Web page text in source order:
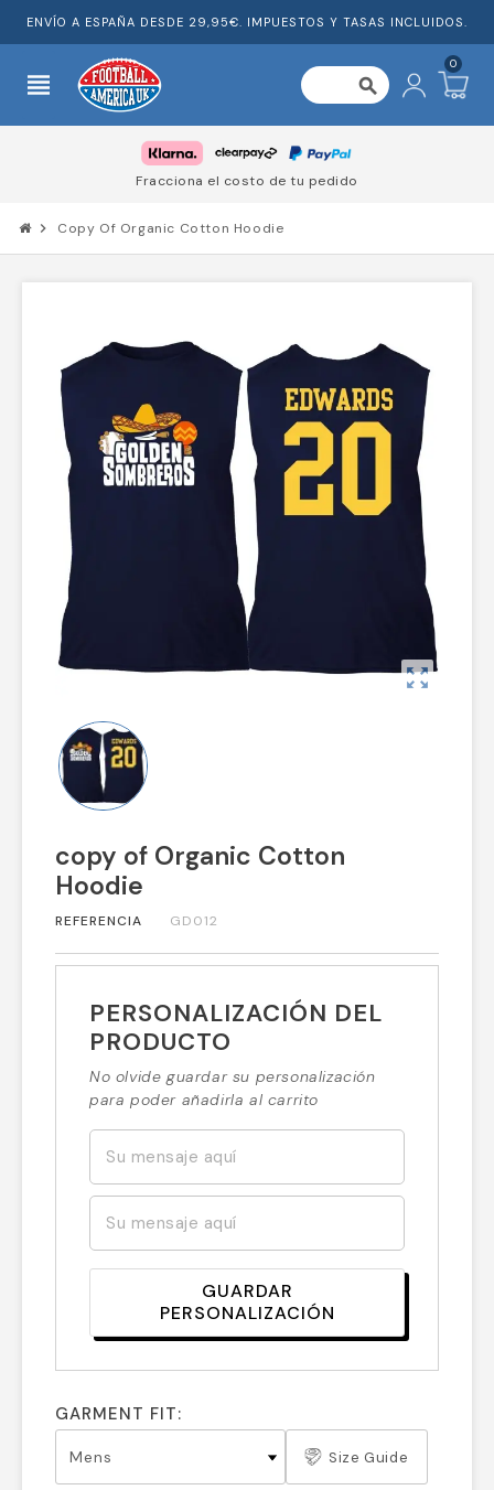
ENVÍO A ESPAÑA DESDE 29,95€. IMPUESTOS Y TASAS INCLUIDOS.
view_headline search
0
Fracciona el costo de tu pedido
chevron_right Copy Of Organic Cotton Hoodie
zoom_out_map
copy of Organic Cotton
Hoodie
REFERENCIA GD012
PERSONALIZACIÓN DEL
PRODUCTO
No olvide guardar su personalización
para poder añadirla al carrito
GUARDAR
PERSONALIZACIÓN
GARMENT FIT:
Size Guide